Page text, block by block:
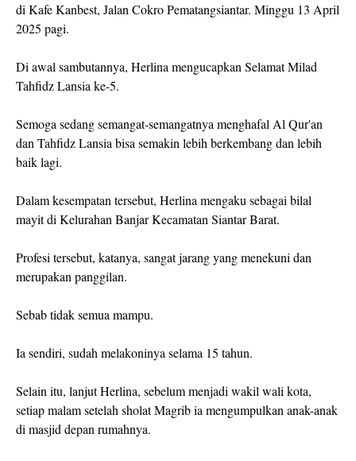
di Kafe Kanbest, Jalan Cokro Pematangsiantar. Minggu 13 April
2025 pagi.
Di awal sambutannya, Herlina mengucapkan Selamat Milad
Tahfidz Lansia ke-5.
Semoga sedang semangat-semangatnya menghafal Al Qur'an
dan Tahfidz Lansia bisa semakin lebih berkembang dan lebih
baik lagi.
Dalam kesempatan tersebut, Herlina mengaku sebagai bilal
mayit di Kelurahan Banjar Kecamatan Siantar Barat.
Profesi tersebut, katanya, sangat jarang yang menekuni dan
merupakan panggilan.
Sebab tidak semua mampu.
Ia sendiri, sudah melakoninya selama 15 tahun.
Selain itu, lanjut Herlina, sebelum menjadi wakil wali kota,
setiap malam setelah sholat Magrib ia mengumpulkan anak-anak
di masjid depan rumahnya.